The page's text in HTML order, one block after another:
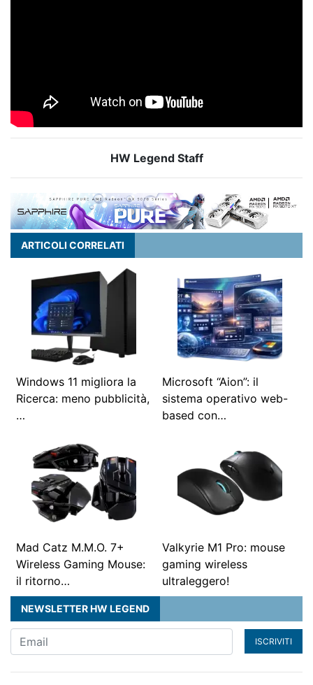
HW Legend Staff
ARTICOLI CORRELATI
Windows 11 migliora la
Ricerca: meno pubblicità,
…
Microsoft “Aion”: il
sistema operativo web-
based con…
Mad Catz M.M.O. 7+
Wireless Gaming Mouse:
il ritorno…
Valkyrie M1 Pro: mouse
gaming wireless
ultraleggero!
NEWSLETTER HW LEGEND
ISCRIVITI